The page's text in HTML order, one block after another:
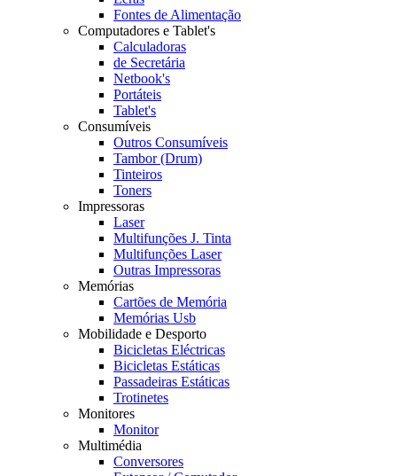
Fontes de Alimentação
Computadores e Tablet's
Calculadoras
de Secretária
Netbook's
Portáteis
Tablet's
Consumíveis
Outros Consumíveis
Tambor (Drum)
Tinteiros
Toners
Impressoras
Laser
Multifunções J. Tinta
Multifunções Laser
Outras Impressoras
Memórias
Cartões de Memória
Memórias Usb
Mobilidade e Desporto
Bicicletas Eléctricas
Bicicletas Estáticas
Passadeiras Estáticas
Trotinetes
Monitores
Monitor
Multimédia
Conversores